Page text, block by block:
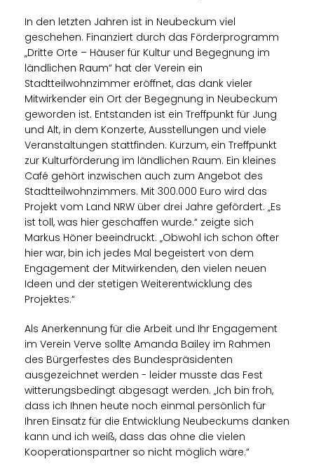
In den letzten Jahren ist in Neubeckum viel
geschehen. Finanziert durch das Förderprogramm
Dritte Orte – Häuser für Kultur und Begegnung im
ländlichen Raum“ hat der Verein ein
Stadtteilwohnzimmer eröffnet, das dank vieler
Mitwirkender ein Ort der Begegnung in Neubeckum
geworden ist. Entstanden ist ein Treffpunkt für Jung
und Alt, in dem Konzerte, Ausstellungen und viele
Veranstaltungen stattfinden. Kurzum, ein Treffpunkt
zur Kulturförderung im ländlichen Raum. Ein kleines
Café gehört inzwischen auch zum Angebot des
Stadtteilwohnzimmers. Mit 300.000 Euro wird das
Projekt vom Land NRW über drei Jahre gefördert. „Es
ist toll, was hier geschaffen wurde.“ zeigte sich
Markus Höner beeindruckt. „Obwohl ich schon öfter
hier war, bin ich jedes Mal begeistert von dem
Engagement der Mitwirkenden, den vielen neuen
Ideen und der stetigen Weiterentwicklung des
Projektes.“
Als Anerkennung für die Arbeit und Ihr Engagement
im Verein Verve sollte Amanda Bailey im Rahmen
des Bürgerfestes des Bundespräsidenten
ausgezeichnet werden - leider musste das Fest
witterungsbedingt abgesagt werden. „Ich bin froh,
dass ich Ihnen heute noch einmal persönlich für
Ihren Einsatz für die Entwicklung Neubeckums danken
kann und ich weiß, dass das ohne die vielen
Kooperationspartner so nicht möglich wäre.“